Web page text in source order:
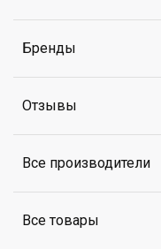
Бренды
Отзывы
Все производители
Все товары